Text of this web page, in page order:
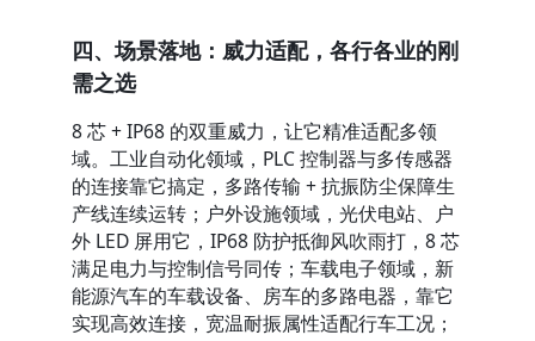
四、场景落地：威力适配，各行各业的刚
需之选
8 芯 + IP68 的双重威力，让它精准适配多领
域。工业自动化领域，PLC 控制器与多传感器
的连接靠它搞定，多路传输 + 抗振防尘保障生
产线连续运转；户外设施领域，光伏电站、户
外 LED 屏用它，IP68 防护抵御风吹雨打，8 芯
满足电力与控制信号同传；车载电子领域，新
能源汽车的车载设备、房车的多路电器，靠它
实现高效连接，宽温耐振属性适配行车工况；